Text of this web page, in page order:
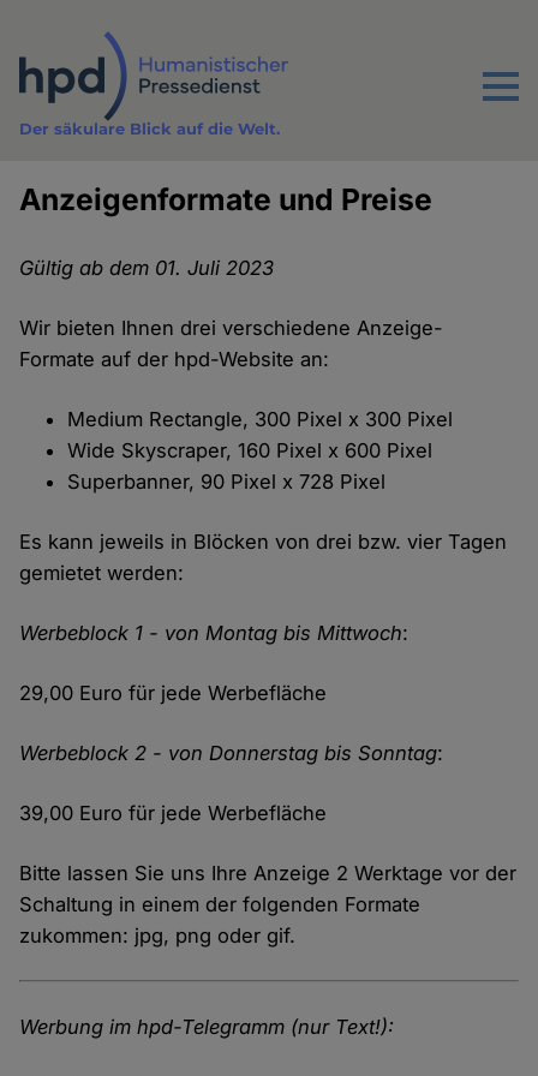
Inhalt
Menu
Der säkulare Blick auf die Welt.
Anzeigenformate und Preise
Gültig ab dem 01. Juli 2023
Wir bieten Ihnen drei verschiedene Anzeige-
Formate auf der hpd-Website an:
Medium Rectangle, 300 Pixel x 300 Pixel
Wide Skyscraper, 160 Pixel x 600 Pixel
Superbanner, 90 Pixel x 728 Pixel
Es kann jeweils in Blöcken von drei bzw. vier Tagen
gemietet werden:
Werbeblock 1 - von Montag bis Mittwoch:
29,00 Euro für jede Werbefläche
Werbeblock 2 - von Donnerstag bis Sonntag:
39,00 Euro für jede Werbefläche
Bitte lassen Sie uns Ihre Anzeige 2 Werktage vor der
Schaltung in einem der folgenden Formate
zukommen: jpg, png oder gif.
Werbung im hpd-Telegramm (nur Text!):